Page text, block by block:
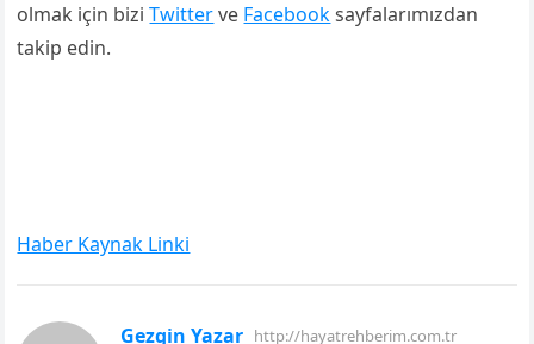
olmak için biziTwitterve Facebooksayfalarımızdan
takip edin.
Haber Kaynak Linki
Gezgin Yazar http://hayatrehberim.com.tr